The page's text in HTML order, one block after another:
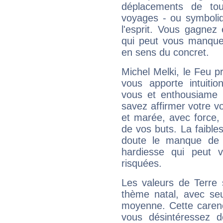
déplacements de
voyages - ou
l'esprit. Vous
qui peut vous
en sens du concret.
Michel Melki, le Feu
vous apporte
vous et
savez affirmer votre
et marée, avec
de vos buts. La
doute le manque
hardiesse qui peut
risquées.
Les valeurs de Terre
thème natal, avec
moyenne. Cette
vous désintéressez